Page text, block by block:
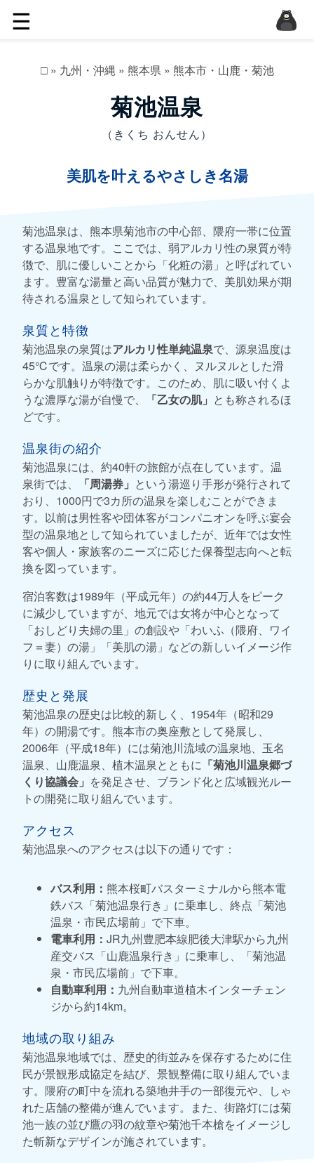
☰
□» 九州・沖縄 » 熊本県» 熊本市・山鹿・菊池
菊池温泉
（きくち おんせん）
美肌を叶えるやさしき名湯
菊池温泉は、熊本県菊池市の中心部、隈府一帯に位置
する温泉地です。ここでは、弱アルカリ性の泉質が特
徴で、肌に優しいことから「化粧の湯」と呼ばれてい
ます。豊富な湯量と高い品質が魅力で、美肌効果が期
待される温泉として知られています。
泉質と特徴
菊池温泉の泉質はアルカリ性単純温泉で、源泉温度は
45℃です。温泉の湯は柔らかく、ヌルヌルとした滑
らかな肌触りが特徴です。このため、肌に吸い付くよ
うな濃厚な湯が自慢で、
「乙女の肌」 とも称されるほ
どです。
温泉街の紹介
菊池温泉には、約40軒の旅館が点在しています。温
泉街では、
「周湯券」 という湯巡り手形が発行されて
おり、1000円で3カ所の温泉を楽しむことができま
す。以前は男性客や団体客がコンパニオンを呼ぶ宴会
型の温泉地として知られていましたが、近年では女性
客や個人・家族客のニーズに応じた保養型志向へと転
換を図っています。
宿泊客数は1989年（平成元年）の約44万人をピーク
に減少していますが、地元では女将が中心となって
「おしどり夫婦の里」の創設や「わいふ（隈府、ワイ
フ＝妻）の湯」「美肌の湯」などの新しいイメージ作
りに取り組んでいます。
歴史と発展
菊池温泉の歴史は比較的新しく、1954年（昭和29
年）の開湯です。熊本市の奥座敷として発展し、
2006年（平成18年）には菊池川流域の温泉地、玉名
温泉、山鹿温泉、植木温泉とともに 「菊池川温泉郷づ
くり協議会」 を発足させ、ブランド化と広域観光ルー
トの開発に取り組んでいます。
アクセス
菊池温泉へのアクセスは以下の通りです：
バス利用： 熊本桜町バスターミナルから熊本電
鉄バス「菊池温泉行き」に乗車し、終点「菊池
温泉・市民広場前」で下車。
電車利用： JR九州豊肥本線肥後大津駅から九州
産交バス「山鹿温泉行き」に乗車し、「菊池温
泉・市民広場前」で下車。
自動車利用： 九州自動車道植木インターチェン
ジから約14km。
地域の取り組み
菊池温泉地域では、歴史的街並みを保存するために住
民が景観形成協定を結び、景観整備に取り組んでいま
す。隈府の町中を流れる築地井手の一部復元や、しゃ
れた店舗の整備が進んでいます。また、街路灯には菊
池一族の並び鷹の羽の紋章や菊池千本槍をイメージし
た斬新なデザインが施されています。